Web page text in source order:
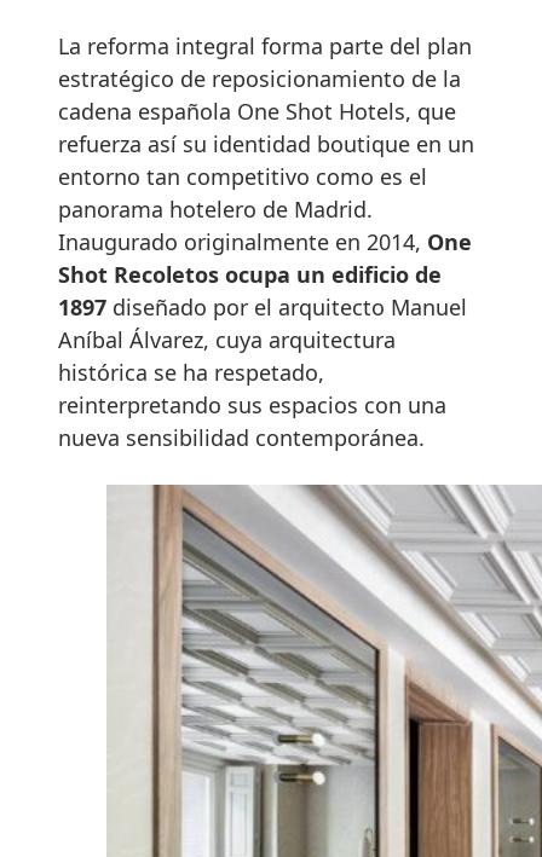
La reforma integral forma parte del plan
estratégico de reposicionamiento de la
cadena española One Shot Hotels, que
refuerza así su identidad boutique en un
entorno tan competitivo como es el
panorama hotelero de Madrid.
Inaugurado originalmente en 2014, One
Shot Recoletos ocupa un edificio de
1897 diseñado por el arquitecto Manuel
Aníbal Álvarez, cuya arquitectura
histórica se ha respetado,
reinterpretando sus espacios con una
nueva sensibilidad contemporánea.